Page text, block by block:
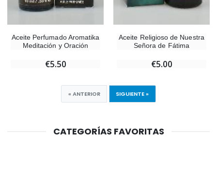
Aceite Perfumado Aromatika
Meditación y Oración
€5.50
Aceite Religioso de Nuestra
Señora de Fátima
€5.00
« ANTERIOR SIGUIENTE »
CATEGORÍAS FAVORITAS